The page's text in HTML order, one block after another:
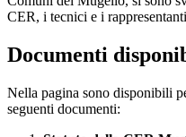
CER, i tecnici e i
Documenti
Nella pagina sono disponibili
seguenti documenti: